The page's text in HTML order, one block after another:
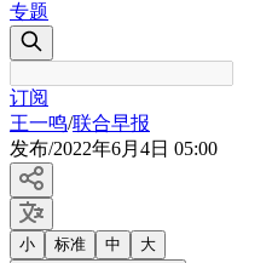
专题
订阅
王一鸣/联合早报
发布/2022年6月4日 05:00
小 标准 中 大